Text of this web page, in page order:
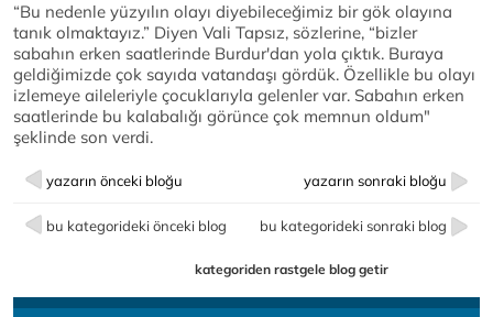
“Bu nedenle yüzyılın olayı diyebileceğimiz bir gök olayına
tanık olmaktayız.” Diyen Vali Tapsız, sözlerine, “bizler
sabahın erken saatlerinde Burdur'dan yola çıktık. Buraya
geldiğimizde çok sayıda vatandaşı gördük. Özellikle bu olayı
izlemeye aileleriyle çocuklarıyla gelenler var. Sabahın erken
saatlerinde bu kalabalığı görünce çok memnun oldum"
şeklinde son verdi.
yazarın önceki bloğu yazarın sonraki bloğu
bu kategorideki önceki blog bu kategorideki sonraki blog
kategoriden rastgele blog getir